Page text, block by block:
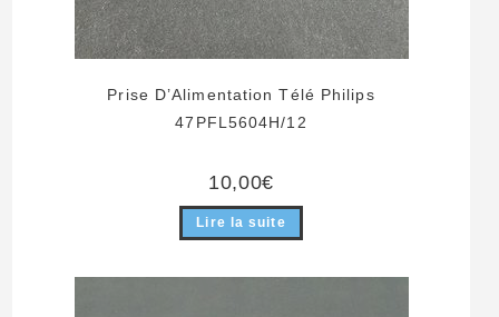
Prise D’Alimentation Télé Philips
47PFL5604H/12
10,00€
Lire la suite